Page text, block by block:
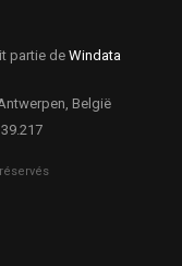
partie de Windata
België